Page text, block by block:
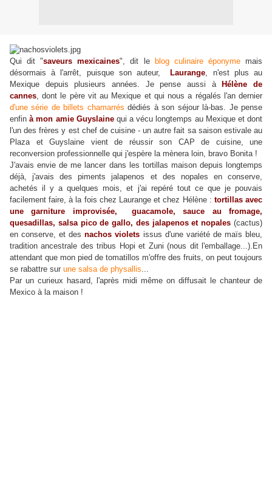
Qui dit "saveurs mexicaines", dit le blog culinaire éponymemais
désormais à l'arrêt, puisque son auteur,
Laurange, n'est plus au
Mexique depuis plusieurs années. Je pense aussi à
Hélène de
cannes, dont le père vit au Mexique et qui nous a régalés l'an dernier
d'une série de billets chamarrés dédiés à son séjour là-bas. Je pense
enfinà mon amie Guyslainequi a vécu longtemps au Mexique et dont
l'un des frères y est chef de cuisine - un autre fait sa saison estivale au
Plaza et Guyslaine vient de réussir son CAP de cuisine, une
reconversion professionnelle qui j'espère la mènera loin, bravo Bonita !
J'avais envie de me lancer dans les tortillas maison depuis longtemps
déjà, j'avais des piments jalapenos et des nopales en conserve,
achetés il y a quelques mois, et j'ai repéré tout ce que je pouvais
facilement faire, à la fois chez Laurange et chez Hélène : tortillas avec
une garniture improvisée, guacamole, sauce au fromage,
quesadillas, salsa pico de gallo, des jalapenos et nopales (cactus)
en conserve, et desnachos violets issus d'une variété de maïs bleu,
tradition ancestrale des tribus Hopi et Zuni (nous dit l'emballage...).En
attendant que mon pied de tomatillos m'offre des fruits, on peut toujours
se rabattre sur une salsa de physallis...
Par un curieux hasard, l'après midi même on diffusait le chanteur de
Mexico à la maison !